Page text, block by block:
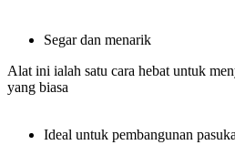
Segar dan menarik
Alat ini ialah satu cara hebat untuk
yang biasa
Ideal untuk pembangunan